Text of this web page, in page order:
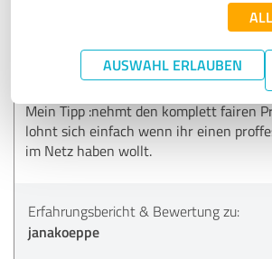
AUSWAHL ERLAUBEN
zuverlässig und richtig hübsch
ich wieder mit Jana
wirklich nur empfehlen. Sie hat tolle
und am Ende ist die Website genau so
Mein Tipp :nehmt den komplett fairen
lohnt sich einfach wenn ihr einen
im Netz haben wollt.
Erfahrungsbericht & Bewertung zu:
janakoeppe